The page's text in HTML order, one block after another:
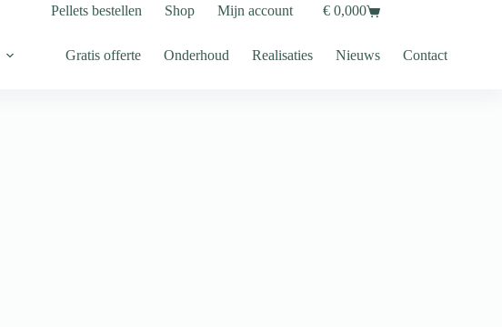
Pellets bestellen Shop Mijn account
Shopping
€0,000
Gratis offerte Onderhoud Realisaties Nieuws Contact